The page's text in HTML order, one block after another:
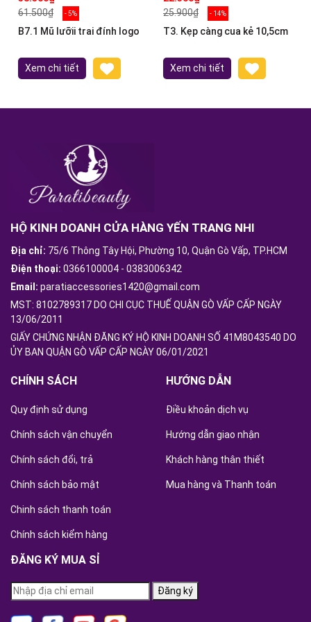
61.500₫
- 5%
B7.1 Mũ lưỡii trai đính logo
Xem chi tiết
25.900₫
- 14%
T3. Kẹp càng cua kẻ 10,5cm
Xem chi tiết
HỘ KINH DOANH CỬA HÀNG YẾN TRANG NHI
Địa chỉ: 75/6 Thông Tây Hội, Phường 10, Quận Gò Vấp, TP.HCM
Điện thoại: 0366100004 - 0383006342
Email: paratiaccessories1420@gmail.com
MST: 8102789317 DO CHI CỤC THUẾ QUẬN GÒ VẤP CẤP NGÀY
13/06/2011
GIẤY CHỨNG NHẬN ĐĂNG KÝ HỘ KINH DOANH SỐ 41M8043540 DO
ỦY BAN QUẬN GÒ VẤP CẤP NGÀY 06/01/2021
CHÍNH SÁCH
Quy định sử dụng
Chính sách vận chuyển
Chính sách đổi, trả
Chính sách bảo mật
Chinh sách thanh toán
Chính sách kiểm hàng
HƯỚNG DẪN
Điều khoản dịch vụ
Hướng dẫn giao nhận
Khách hàng thân thiết
Mua hàng và Thanh toán
ĐĂNG KÝ MUA SỈ
Đăng ký